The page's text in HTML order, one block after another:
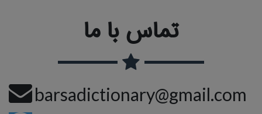
تماس با ما
barsadictionary@gmail.com